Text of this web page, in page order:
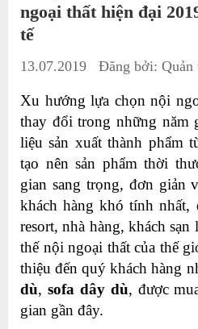
ngoại thất hiện đại
tế
13.07.2019 Đăng bởi:
Xu hướng lựa chọn nội
thay đổi trong những năm
liệu sản xuất thành phẩm
tạo nên sản phẩm thời
gian sang trọng, đơn giản
khách hàng khó tính nhất,
resort, nhà hàng, khách
thế nội ngoại thất của thế
thiệu đến quý khách hàng
dù, sofa dây dù, được
gian gần đây.